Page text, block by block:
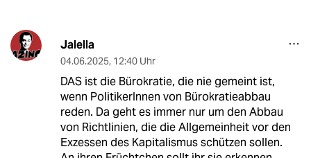
Jalella
04.06.2025, 12:40 Uhr
DAS ist die Bürokratie, die nie gemeint ist,
wenn PolitikerInnen von Bürokratieabbau
reden. Da geht es immer nur um den Abbau
von Richtlinien, die die Allgemeinheit vor den
Exzessen des Kapitalismus schützen sollen.